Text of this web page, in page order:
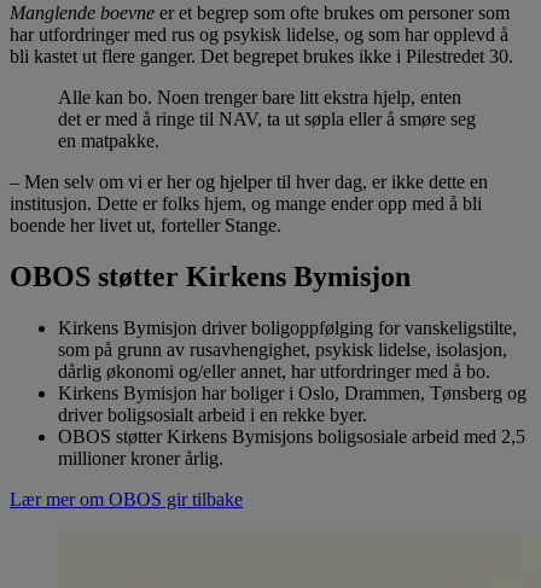
Manglende boevne er et begrep som ofte brukes om personer som
har utfordringer med rus og psykisk lidelse, og som har opplevd å
bli kastet ut flere ganger. Det begrepet brukes ikke i Pilestredet 30.
Alle kan bo. Noen trenger bare litt ekstra hjelp, enten
det er med å ringe til NAV, ta ut søpla eller å smøre seg
en matpakke.
– Men selv om vi er her og hjelper til hver dag, er ikke dette en
institusjon. Dette er folks hjem, og mange ender opp med å bli
boende her livet ut, forteller Stange.
OBOS støtter Kirkens Bymisjon
Kirkens Bymisjon driver boligoppfølging for vanskeligstilte,
som på grunn av rusavhengighet, psykisk lidelse, isolasjon,
dårlig økonomi og/eller annet, har utfordringer med å bo.
Kirkens Bymisjon har boliger i Oslo, Drammen, Tønsberg og
driver boligsosialt arbeid i en rekke byer.
OBOS støtter Kirkens Bymisjons boligsosiale arbeid med 2,5
millioner kroner årlig.
Lær mer om OBOS gir tilbake